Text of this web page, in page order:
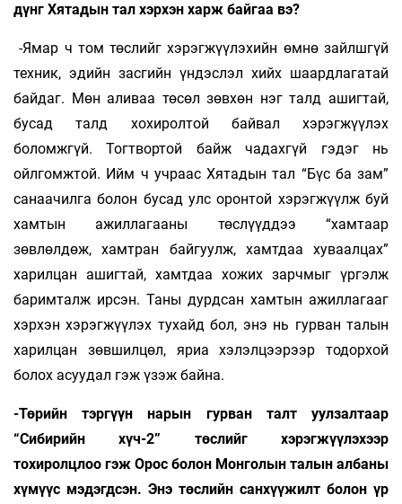
дүнг Хятадын тал хэрхэн харж байгаа вэ?
-Ямар ч том төслийг хэрэгжүүлэхийн өмнө зайлшгүй
техник, эдийн засгийн үндэслэл хийх шаардлагатай
байдаг. Мөн аливаа төсөл зөвхөн нэг талд ашигтай,
бусад талд хохиролтой байвал хэрэгжүүлэх
боломжгүй. Тогтвортой байж чадахгүй гэдэг нь
ойлгомжтой. Ийм ч учраас Хятадын тал “Бүс ба зам”
санаачилга болон бусад улс оронтой хэрэгжүүлж буй
хамтын ажиллагааны төслүүддээ “хамтаар
зөвлөлдөж, хамтран байгуулж, хамтдаа хуваалцах”
харилцан ашигтай, хамтдаа хожих зарчмыг үргэлж
баримталж ирсэн. Таны дурдсан хамтын ажиллагааг
хэрхэн хэрэгжүүлэх тухайд бол, энэ нь гурван талын
харилцан зөвшилцөл, яриа хэлэлцээрээр тодорхой
болох асуудал гэж үзэж байна.
-Төрийн тэргүүн нарын гурван талт уулзалтаар
“Сибирийн хүч-2” төслийг хэрэгжүүлэхээр
тохиролцлоо гэж Орос болон Монголын талын албаны
хүмүүс мэдэгдсэн. Энэ төслийн санхүүжилт болон үр